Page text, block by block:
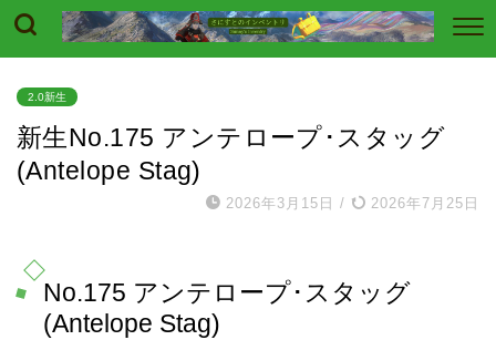
2.0新生
新生No.175 アンテロープ･スタッグ
(Antelope Stag)
2026年3月15日 / 2026年7月25日
No.175 アンテロープ･スタッグ
(Antelope Stag)